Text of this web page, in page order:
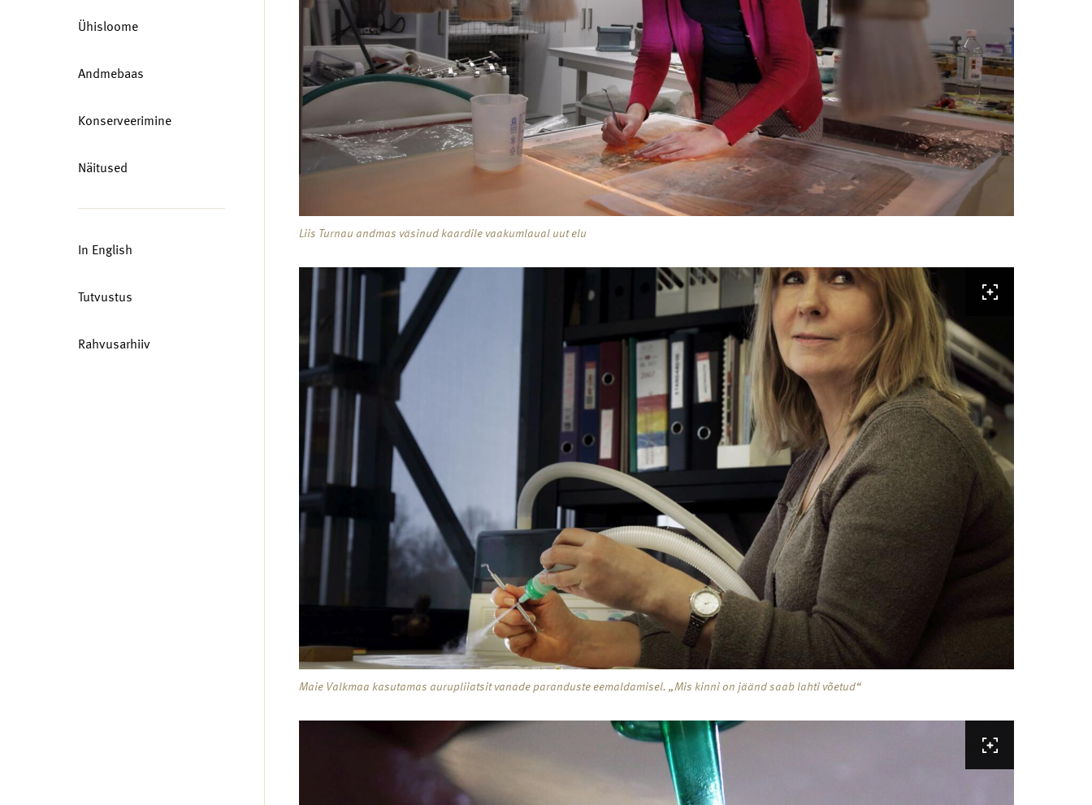
Ühisloome
Andmebaas
Konserveerimine
Näitused
In English
Tutvustus
Rahvusarhiiv
Liis Turnau andmas väsinud kaardile vaakumlaual uut elu
Maie Valkmaa kasutamas aurupliiatsit vanade paranduste eemaldamisel. „Mis kinni on jäänd saab lahti võetud“